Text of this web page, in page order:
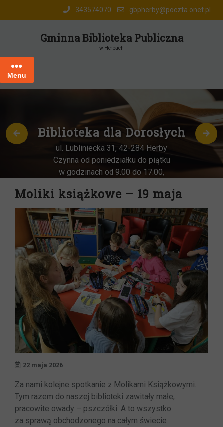
343574070 gbpherby@poczta.onet.pl
Gminna Biblioteka Publiczna
w Herbach
Menu
Biblioteka dla Dorosłych
ul. Lubliniecka 31, 42-284 Herby
Czynna od poniedziałku do piątku
w godzinach od 9.00 do 17.00,
w godz. 9:00-13:00
Moliki książkowe – 19 maja
22 maja 2026
Za nami kolejne spotkanie z Molikami Książkowymi.
Tym razem do naszej biblioteki zawitały małe,
pracowite owady – pszczółki. A to wszystko
za sprawą obchodzonego na całym świecie